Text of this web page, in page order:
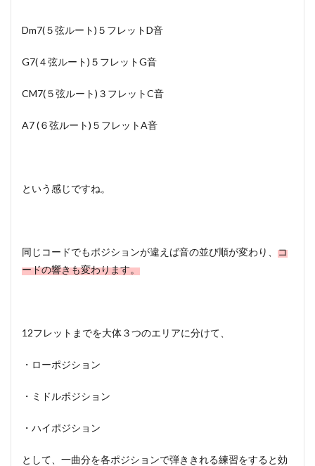
Dm7(５弦ルート)５フレットD音
G7(４弦ルート)５フレットG音
CM7(５弦ルート)３フレットC音
A7 (６弦ルート)５フレットA音
という感じですね。
同じコードでもポジションが違えば音の並び順が変わり、 コ
ードの響きも変わります。
12フレットまでを大体３つのエリアに分けて、
・ローポジション
・ミドルポジション
・ハイポジション
として、一曲分を各ポジションで弾ききれる練習をすると効